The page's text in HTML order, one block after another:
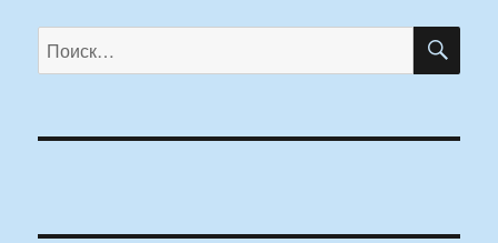
Искать: